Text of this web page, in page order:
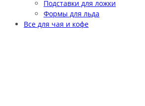
Подставки для ложки
Формы для льда
Все для чая и кофе